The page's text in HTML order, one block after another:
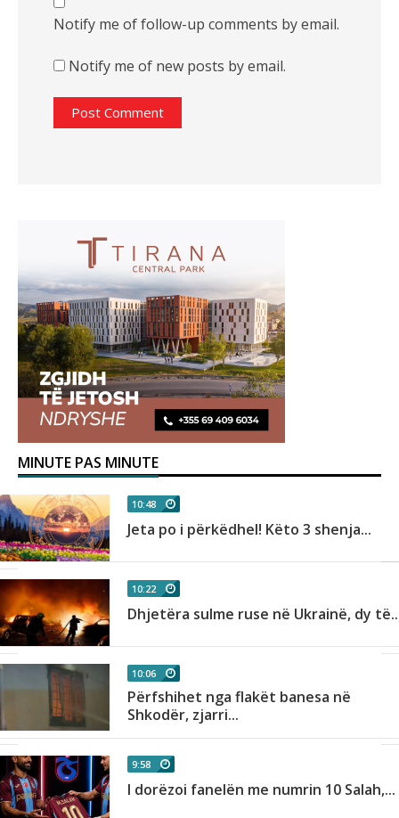
Notify me of follow-up comments by email.
Notify me of new posts by email.
MINUTE PAS MINUTE
10:48
Jeta po i përkëdhel! Këto 3 shenja...
10:22
Dhjetëra sulme ruse në Ukrainë, dy
10:06
Përfshihet nga flakët banesa në
Shkodër, zjarri...
9:58
I dorëzoi fanelën me numrin 10 Salah,...